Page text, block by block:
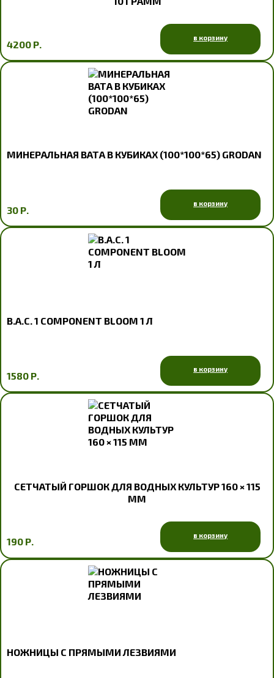
4200 Р.
в корзину
МИНЕРАЛЬНАЯ ВАТА В КУБИКАХ (100*100*65) GRODAN
30 Р.
в корзину
B.A.C. 1 COMPONENT BLOOM 1 Л
1580 Р.
в корзину
СЕТЧАТЫЙ ГОРШОК ДЛЯ ВОДНЫХ КУЛЬТУР 160 × 115
ММ
190 Р.
в корзину
НОЖНИЦЫ С ПРЯМЫМИ ЛЕЗВИЯМИ